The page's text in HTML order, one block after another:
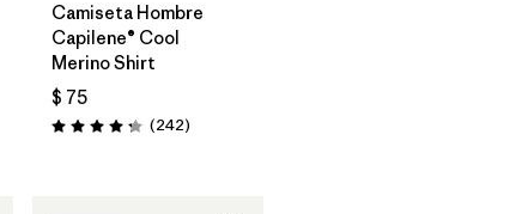
Camiseta Hombre
Capilene® Cool
Merino Shirt
$ 75
Valoración: 4.3 / 5
(242Comentarios
)